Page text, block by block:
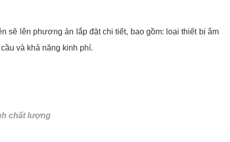
sẽ lên phương án lắp đặt chi tiết, bao gồm: loại thiết bị âm
và khả năng kinh phí.
chất lượng